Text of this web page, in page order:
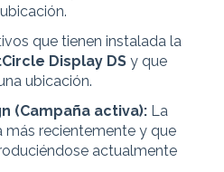
que tienen instalada la
Display DS y que
ubicación.
(Campaña activa): La
más recientemente y que
actualmente